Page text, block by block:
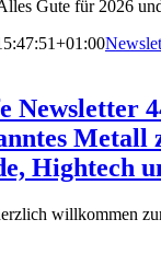
Gute für 2026
Newsletter
Metall
Hightech
willkommen